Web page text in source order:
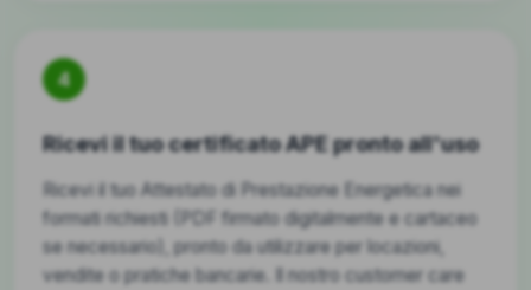
4
Ricevi il tuo certificato APE pronto all'uso
Ricevi il tuo Attestato di Prestazione Energetica nei
formati richiesti (PDF firmato digitalmente e cartaceo
se necessario), pronto da utilizzare per locazioni,
vendite o pratiche bancarie. Il nostro customer care